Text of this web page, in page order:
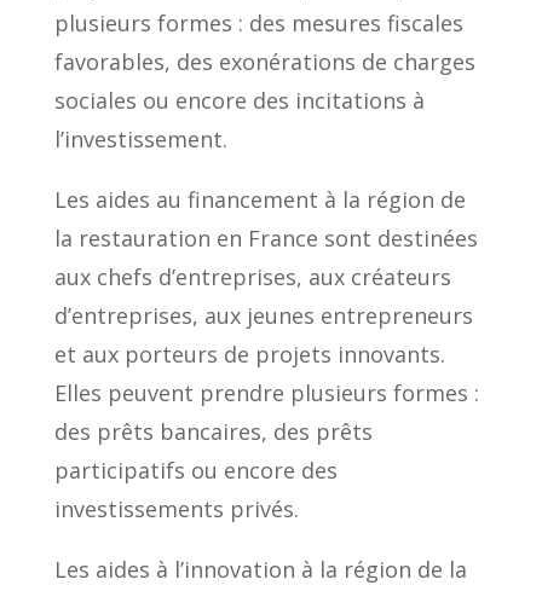
plusieurs formes : des mesures fiscales
favorables, des exonérations de charges
sociales ou encore des incitations à
l’investissement.
Les aides au financement à la région de
la restauration en France sont destinées
aux chefs d’entreprises, aux créateurs
d’entreprises, aux jeunes entrepreneurs
et aux porteurs de projets innovants.
Elles peuvent prendre plusieurs formes :
des prêts bancaires, des prêts
participatifs ou encore des
investissements privés.
Les aides à l’innovation à la région de la